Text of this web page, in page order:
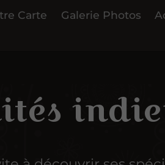
Carte Galerie Photos